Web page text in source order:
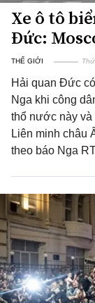
Xe ô tô
Đức:
THẾ GIỚI
Hải quan Đức
Nga khi công
thổ nước này
Liên minh châu
theo báo Nga